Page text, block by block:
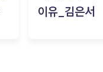
이유_김은서